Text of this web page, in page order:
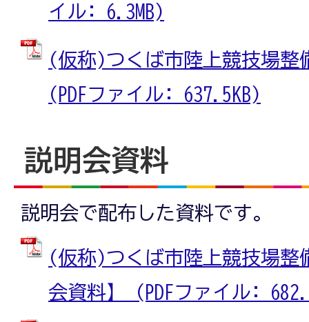
イル: 6.3MB)
(仮称)つくば市陸上競技場整
(PDFファイル: 637.5KB)
説明会資料
説明会で配布した資料です。
(仮称)つくば市陸上競技場整
会資料】 (PDFファイル: